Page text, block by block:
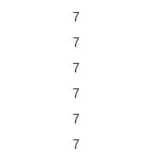
7
7
7
7
7
7